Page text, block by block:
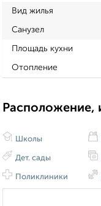
Вид жилья
Санузел
Площадь кухни
Отопление
Расположение,
Школы
Дет. сады
Поликлиники